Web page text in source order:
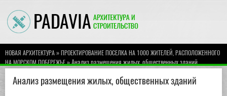
НОВАЯ АРХИТЕКТУРА»ПРОЕКТИРОВАНИЕ ПОСЕЛКА НА 1000 ЖИТЕЛЕЙ, РАСПОЛОЖЕННОГО
НА МОРСКОМ ПОБЕРЕЖЬЕ» Анализ размещения жилых, общественных зданий
Анализ размещения жилых, общественных зданий